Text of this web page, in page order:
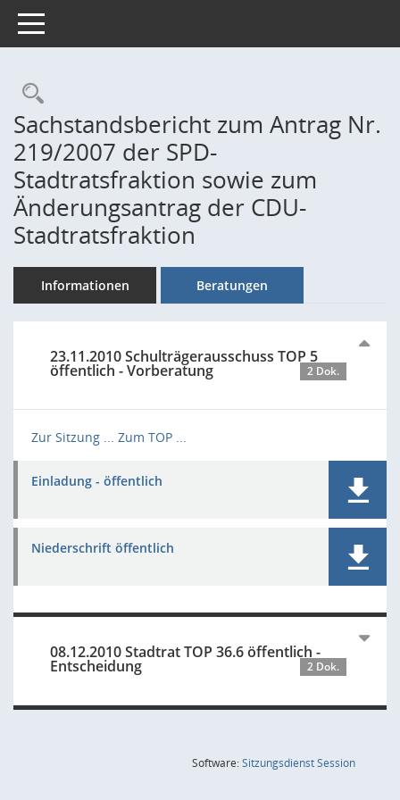
Toggle navigation
Rechercheauswahl
Sachstandsbericht zum Antrag Nr.
219/2007 der SPD-
Stadtratsfraktion sowie zum
Änderungsantrag der CDU-
Stadtratsfraktion
Informationen Beratungen
23.11.2010 Schulträgerausschuss TOP 5
öffentlich - Vorberatung 2 Dok.
Zur Sitzung ... Zum TOP ...
Einladung - öffentlich
Niederschrift öffentlich
08.12.2010 Stadtrat TOP 36.6 öffentlich -
Entscheidung 2 Dok.
Software:SitzungsdienstSession(Wird in